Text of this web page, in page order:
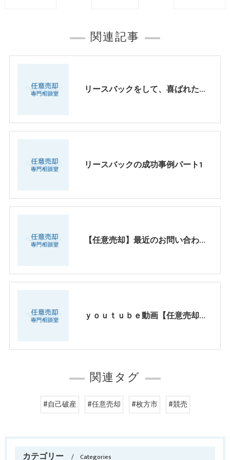
関連記事
リースバックをして、喜ばれたケース、パートⅡ
リースバックの成功事例パート1
【任意売却】最近のお問い合わせ傾向パート2
ｙｏｕｔｕｂｅ動画【任意売却、お客様心の叫び！違法オーバーローンの実態】
関連タグ
#自己破産 #任意売却 #枚方市 #競売
カテゴリー Categories